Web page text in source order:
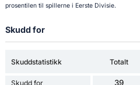
prosentilen til spillerne i Eerste Divisie.
Skudd for
Skuddstatistikk Totalt
Skudd for 39